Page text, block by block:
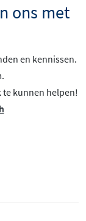
ons met
en kennissen.
te kunnen helpen!